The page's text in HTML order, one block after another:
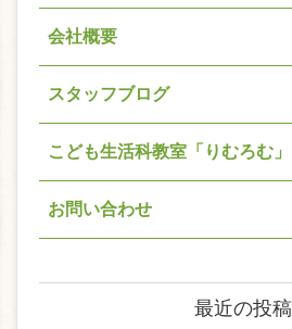
会社概要
スタッフブログ
こども生活科教室「りむろむ」
お問い合わせ
最近の投稿